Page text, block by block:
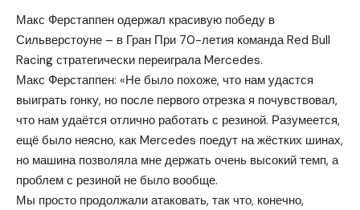
Макс Ферстаппен одержал красивую победу в
Сильверстоуне – в Гран При 70-летия команда Red Bull
Racing стратегически переиграла Mercedes.
Макс Ферстаппен: «Не было похоже, что нам удастся
выиграть гонку, но после первого отрезка я почувствовал,
что нам удаётся отлично работать с резиной. Разумеется,
ещё было неясно, как Mercedes поедут на жёстких шинах,
но машина позволяла мне держать очень высокий темп, а
проблем с резиной не было вообще.
Мы просто продолжали атаковать, так что, конечно,